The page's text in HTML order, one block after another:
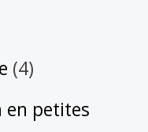
(4)
en petites